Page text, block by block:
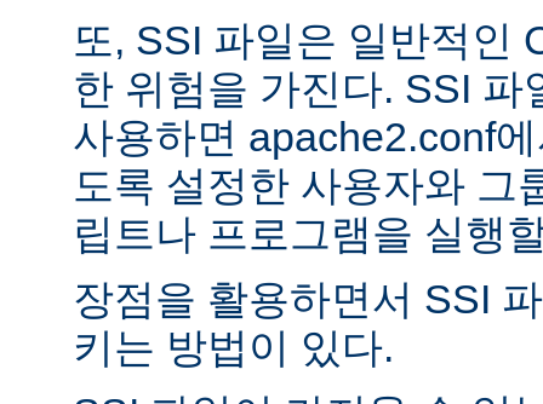
또, SSI 파일은 일반적인
한 위험을 가진다. SSI 파
사용하면 apache2.conf
도록 설정한 사용자와 그
립트나 프로그램을 실행
장점을 활용하면서 SSI
키는 방법이 있다.